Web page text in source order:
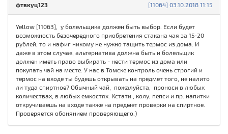
[11064] 03.10.2018 11:15
фтвкуц123
Yellow [11063], у болельщика должен быть выбор. Если будет
возможность безочередного приобретения стакана чая за 15-20
рублей, то и нафиг никому не нужно тащить термос из дома. И
даже в этом случае, альтернатива должна быть и болельщик
должен иметь право выбирать - нести термос из дома или
покупать чай на месте. У нас в Томске контроль очень строгий и
термос на входе ты будешь открывать на предмет того, не налито
ли туда спиртное? Обычный чай, пожалуйста, проноси в любых
количествах, в любых емкостях. Кстати , колу, пепси и пр. напитки
откручиваешь на входе также на предмет проверки на спиртное.
Проверяется обонянием проверяющего.)